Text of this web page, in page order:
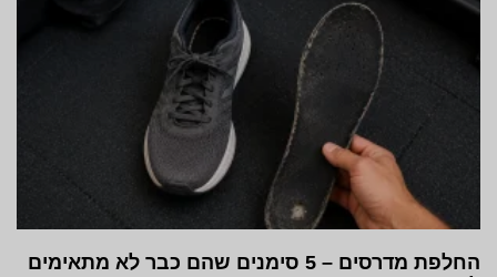
החלפת מדרסים – 5 סימנים שהם כבר לא מתאימים